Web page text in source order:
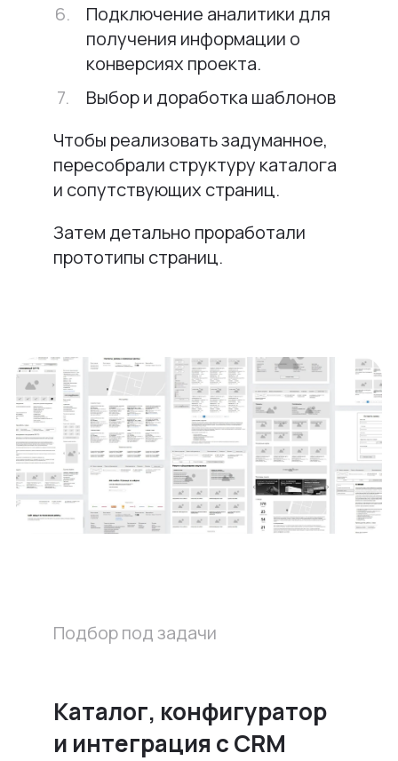
Подключение аналитики для
получения информации о
конверсиях проекта.
Выбор и доработка шаблонов
Чтобы реализовать задуманное,
пересобрали структуру каталога
и сопутствующих страниц.
Затем детально проработали
прототипы страниц.
Подбор под задачи
Каталог, конфигуратор
и интеграция с CRM